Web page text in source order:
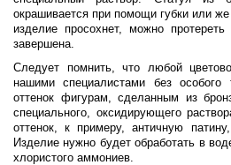
окрашивается при помощи губки или
изделие просохнет, можно
завершена.
Следует помнить, что любой
нашими специалистами без
оттенок фигурам, сделанным из
специального, оксидирующего
оттенок, к примеру, античную
Изделие нужно будет обработать в
хлористого аммониев.